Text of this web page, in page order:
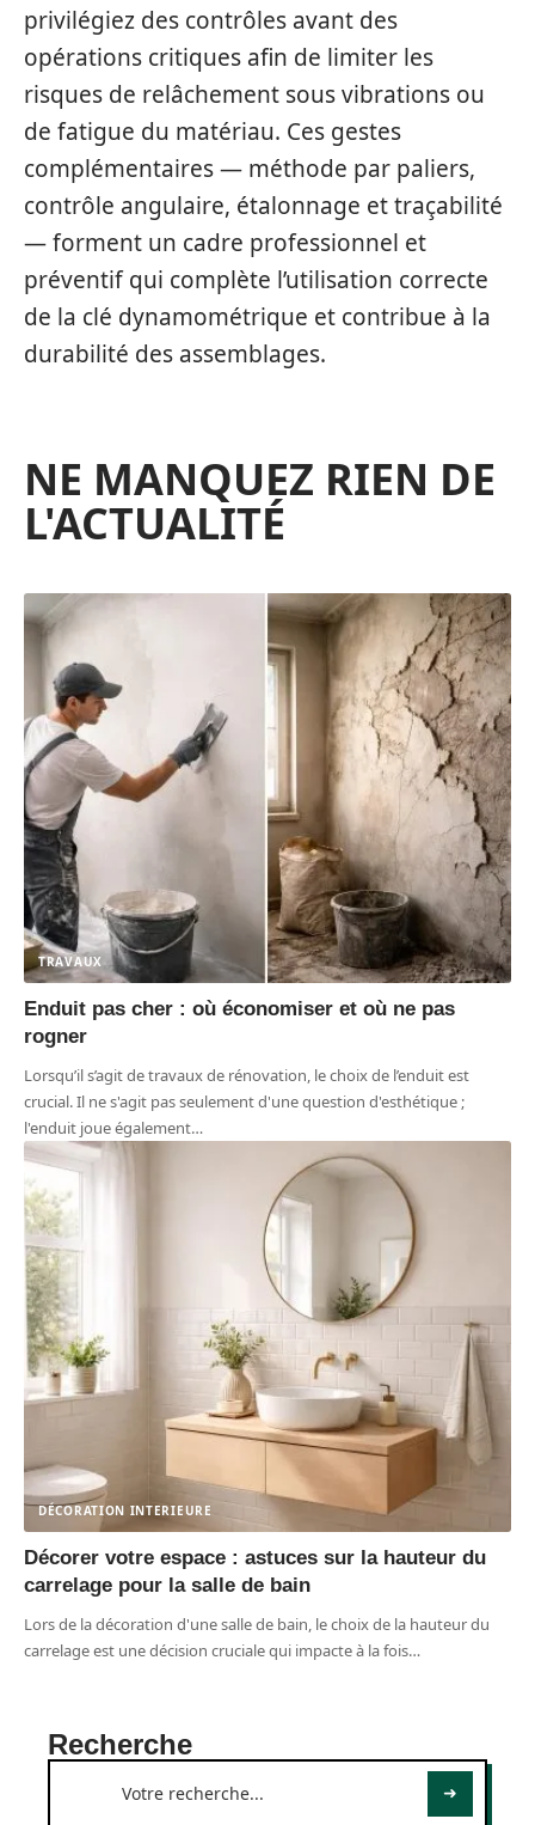
privilégiez des contrôles avant des
opérations critiques afin de limiter les
risques de relâchement sous vibrations ou
de fatigue du matériau. Ces gestes
complémentaires — méthode par paliers,
contrôle angulaire, étalonnage et traçabilité
— forment un cadre professionnel et
préventif qui complète l’utilisation correcte
de la clé dynamométrique et contribue à la
durabilité des assemblages.
NE MANQUEZ RIEN DE
L'ACTUALITÉ
TRAVAUX
Enduit pas cher : où économiser et où ne pas
rogner
Lorsqu’il s’agit de travaux de rénovation, le choix de l’enduit est
crucial. Il ne s'agit pas seulement d'une question d'esthétique ;
l'enduit joue également…
DÉCORATION INTERIEURE
Décorer votre espace : astuces sur la hauteur du
carrelage pour la salle de bain
Lors de la décoration d'une salle de bain, le choix de la hauteur du
carrelage est une décision cruciale qui impacte à la fois…
Recherche